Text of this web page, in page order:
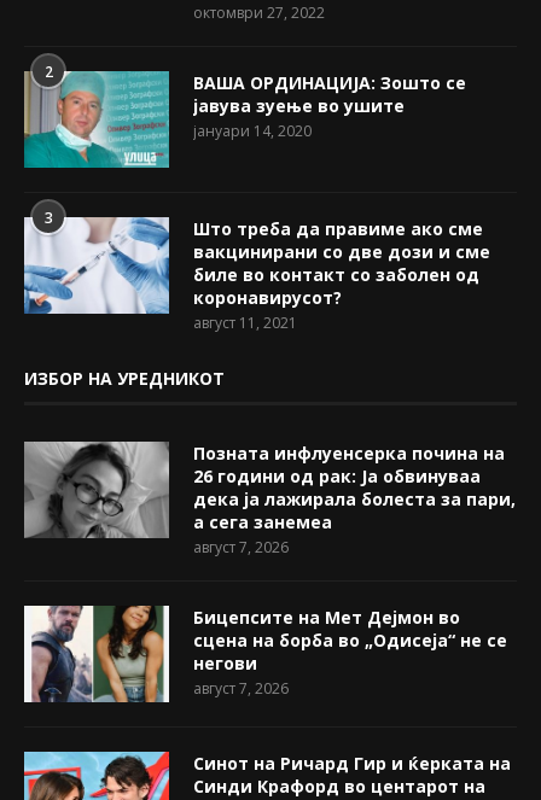
октомври 27, 2022
2
ВАША ОРДИНАЦИЈА: Зошто се
јавува зуење во ушите
јануари 14, 2020
3
Што треба да правиме ако сме
вакцинирани со две дози и сме
биле во контакт со заболен од
коронавирусот?
август 11, 2021
ИЗБОР НА УРЕДНИКОТ
Позната инфлуенсерка почина на
26 години од рак: Ја обвинуваа
дека ја лажирала болеста за пари,
а сега занемеа
август 7, 2026
Бицепсите на Мет Дејмон во
сцена на борба во „Одисеја“ не се
негови
август 7, 2026
Синот на Ричард Гир и ќерката на
Синди Крафорд во центарот на